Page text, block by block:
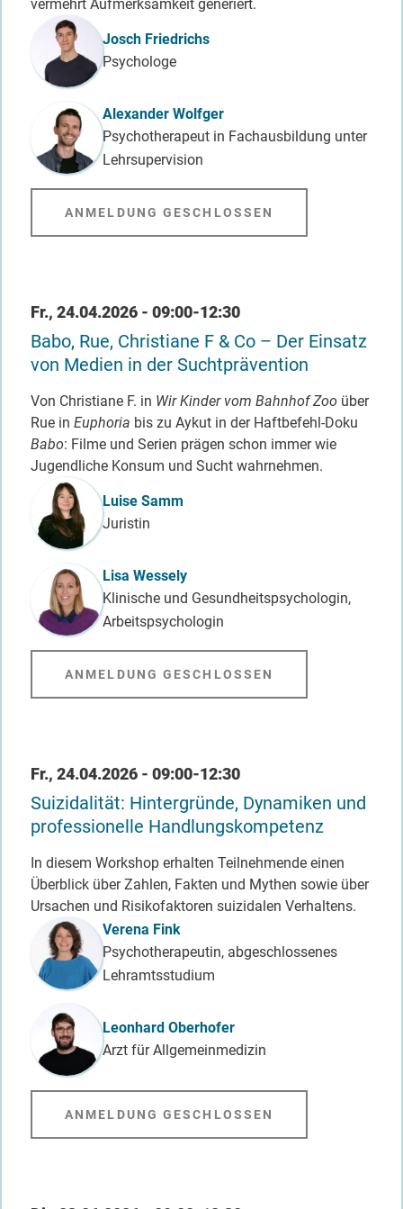
vermehrt Aufmerksamkeit generiert.
Referent_in
Josch Friedrichs
Psychologe
Alexander Wolfger
Psychotherapeut in Fachausbildung unter
Lehrsupervision
ANMELDUNG GESCHLOSSEN
Datum / Uhrzeit
Fr., 24.04.2026 - 09:00-12:30
Babo, Rue, Christiane F & Co – Der Einsatz
von Medien in der Suchtprävention
Von Christiane F. in Wir Kinder vom Bahnhof Zoo über
Rue in Euphoria bis zu Aykut in der Haftbefehl-Doku
Babo: Filme und Serien prägen schon immer wie
Jugendliche Konsum und Sucht wahrnehmen.
Referent_in
Luise Samm
Juristin
Lisa Wessely
Klinische und Gesundheitspsychologin,
Arbeitspsychologin
ANMELDUNG GESCHLOSSEN
Datum / Uhrzeit
Fr., 24.04.2026 - 09:00-12:30
Suizidalität: Hintergründe, Dynamiken und
professionelle Handlungskompetenz
In diesem Workshop erhalten Teilnehmende einen
Überblick über Zahlen, Fakten und Mythen sowie über
Ursachen und Risikofaktoren suizidalen Verhaltens.
Referent_inVerena Fink
Psychotherapeutin, abgeschlossenes
Lehramtsstudium
Leonhard Oberhofer
Arzt für Allgemeinmedizin
ANMELDUNG GESCHLOSSEN